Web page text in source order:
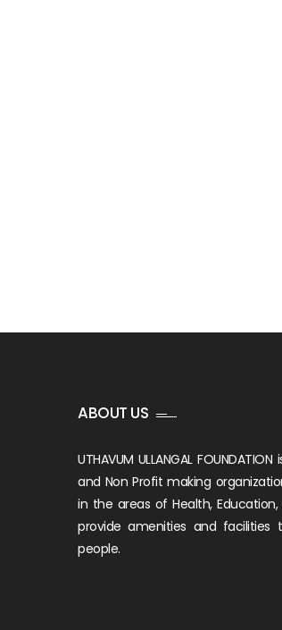
ABOUT US
UTHAVUM ULLANGAL
and Non Profit making
in the areas of Health,
provide amenities and facilities
people.